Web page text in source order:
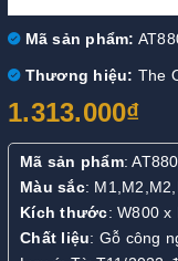
Mã sản phẩm:
Thương hiệu: The
1.313.000₫
Mã sản phẩm:
Màu sắc:
Kích thước: W800 x
Chất liệu: Gỗ công